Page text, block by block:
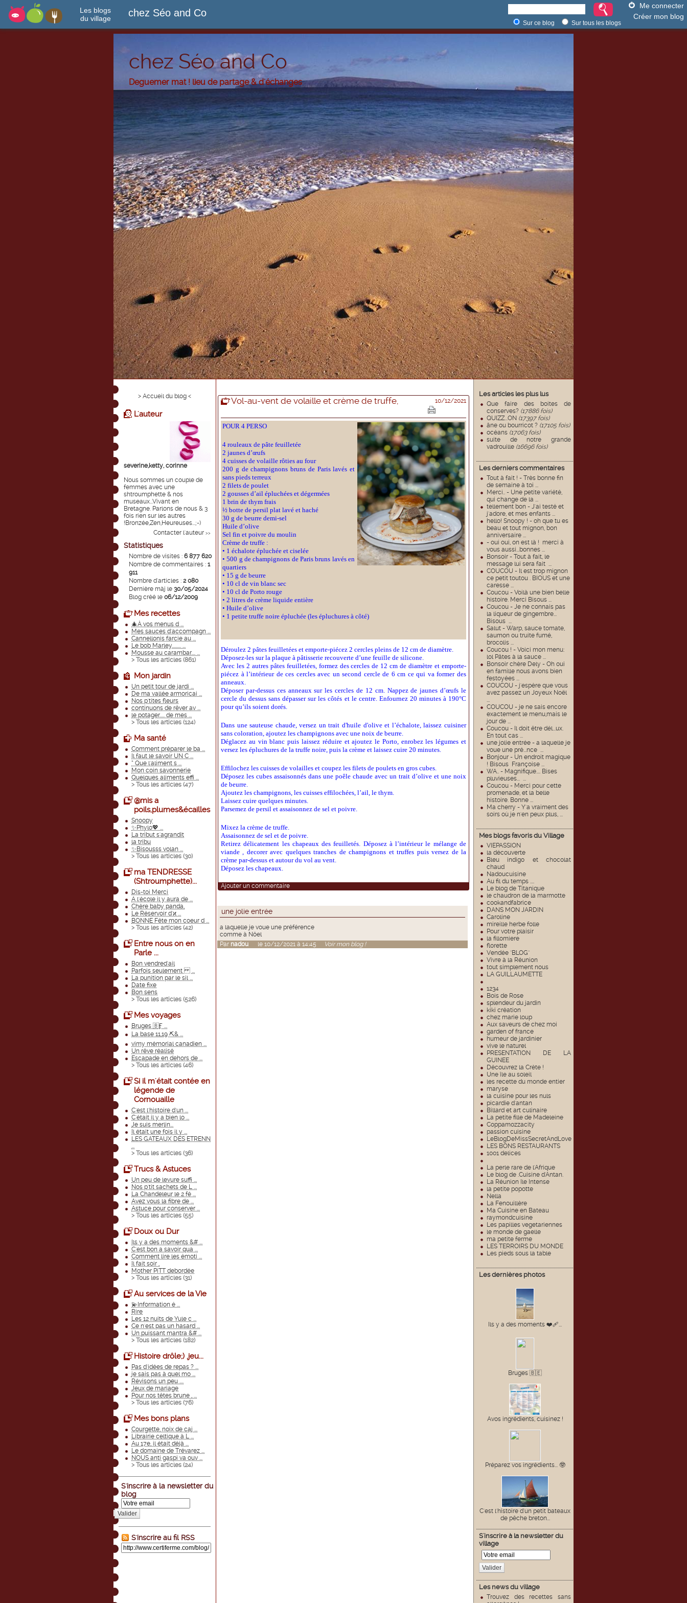
Les blogs
du village
chez Séo and Co
Me connecter
Créer mon blog
Sur ce blog Sur tous les blogs
chez Séo and Co
Deguemer mat ! lieu de partage & d'échanges
Les articles les plus lus
Que faire des boites de
conserves? (17886 fois)
QUIZZ...ON (17397 fois)
âne ou bourricot ? (17105 fois)
océans (17063 fois)
suite de notre grande
vadrouille (16696 fois)
Les derniers commentaires
Tout à fait ! - Très bonne fin
de semaine à toi ...
Merci.. - Une petite variété,
qui change de la ...
tellement bon - J'ai testé et
j'adore, et mes enfants ...
hello! Snoopy ! - oh que tu es
beau et tout mignon, bon
anniversaire ...
- oui oui, on est là ! merci à
vous aussi...bonnes ...
Bonsoir - Tout à fait, le
message lui sera fait ...
COUCOU - Il est trop mignon
ce petit toutou . BIOUS et une
caresse ...
Coucou - Voilà une bien belle
histoire. Merci Bisous ...
Coucou - Je ne connais pas
la liqueur de gingembre...
Bisous ...
Salut - Warp, sauce tomate,
saumon ou truite fumé,
brocolis ...
Coucou ! - Voici mon menu:
lol Pâtes à la sauce ...
Bonsoir chère Dely - Oh oui
en famille nous avons bien
festoyées ...
COUCOU - j'espère que vous
avez passez un Joyeux Noël
...
COUCOU - je ne sais encore
exactement le menu,mais le
jour de ...
Coucou - Il doit être dél...ux.
En tout cas ...
une jolie entrée - a laquelle je
voue une pré...nce ...
Bonjour - Un endroit magique
! Bisous Françoise ...
WA.. - Magnifique.... Bises
pluvieuses... ...
Coucou - Merci pour cette
promenade, et la belle
histoire. Bonne ...
Ma cherry - Y'a vraiment des
soirs où je n'en peux plus, ...
Mes blogs favoris du Village
VIEPASSION
la découverte
Bleu indigo et chocolat
chaud
Nadoucuisine
Au fil du temps ....
Le blog de Titanique
le chaudron de la marmotte
cookandfabrice
DANS MON JARDIN
Caroline
mireille herbe folle
Pour votre plaisir
la fillomiere
florette
Vendée "BLOG"
Vivre à la Réunion
tout simplement nous
LA GUILLAUMETTE
1234
Bois de Rose
splendeur du jardin
kiki création
chez marie loup
Aux saveurs de chez moi
garden of france
humeur de jardinier
vive le naturel
PRESENTATION DE LA
GUINEE
Découvrez la Crète !
Une île au soleil
les recette du monde entier
maryse
la cuisine pour les nuls
picardie d'antan
Billard et art culinaire
La petite fille de Madeleine
Coppamozzacity
passion cuisine
LeBlogDeMissSecretAndLove
LES BONS RESTAURANTS
1001 delices
La perle rare de l'Afrique
Le blog de .Cuisine d'Antan.
La Réunion Ile Intense
la petite popotte
Nella
La Fenouillère
Ma Cuisine en Bateau
raymondcuisine
Les papilles vegetariennes
le monde de gaelle
ma petite ferme
LES TERROIRS DU MONDE
Les pieds sous la table
Les dernières photos
Ils y a des moments ❤️🩹...
Bruges 🇧🇪
Avos ingrédients, cuisinez !
Préparez vos ingrédients... 🤓
C'est l'histoire d'un petit bateaux
de pêche breton...
S'inscrire à la newsletter du
village
Valider
Les news du village
Trouvez des recettes sans
> Accueil du blog <
L'auteur
severine,ketty, corinne
Nous sommes un couple de
femmes avec une
shtroumphette & nos
museaux...Vivant en
Bretagne. Parlons de nous & 3
fois rien sur les autres
!Bronzée,Zen,Heureuses...;-)
Contacter l'auteur >>
Statistiques
Nombre de visites : 6 877 620
Nombre de commentaires : 1
911
Nombre d'articles : 2 080
Dernière màj le 30/05/2024
Blog créé le 06/12/2009
Mes recettes
🎄À vos menus d ...
Mes sauces d'accompagn ...
Cannellonis farcie au ...
Le bob Marley......... ...
Mousse au carambar.... ...
> Tous les articles (861)
Mon jardin
Un petit tour de jardi ...
De ma vallée armoricai ...
Nos p'tites fleurs
continuons de rêver av ...
le potager..... de mes ...
> Tous les articles (124)
Ma santé
Comment préparer le ba ...
Il faut le savoir UN C ...
“ Que l'aliment s ...
Mon coin savonnerie
Quelques aliments effi ...
> Tous les articles (47)
@mis a
poils,plumes&écailles
Snoopy
✨Phylo💖 ...
La tribut s'agrandit
la tribu
✨Bisousss volan ...
> Tous les articles (30)
ma TENDRESSE
(Shtroumphette)...
Dis-toi Merci
A l'école il y aura de ...
Chère baby panda,
Le Réservoir d'ϰ ...
BONNE Fête mon coeur d ...
> Tous les articles (42)
Entre nous on en
Parle ...
Bon vendred'ail
Parfois seulement ...
La punition par le sil ...
Date fixe
Bon sens
> Tous les articles (526)
Mes voyages
Bruges 🇧Ӻ ...
La base 11,19 ⛏& ...
vimy mémorial canadien ...
Un rêve réalisé
Escapade en dehors de ...
> Tous les articles (46)
Si il m'était contée en
légende de
Cornouaille
C'est l'histoire d'un ...
C'était il y a bien lo ...
Je suis merlin...
Il était une fois il y ...
LES GATEAUX DES ETRENN
...
> Tous les articles (36)
Trucs & Astuces
Un peu de levure suffi ...
Nos p'tit sachets de L ...
La Chandeleur le 2 fé ...
Avez vous la fibre de ...
Astuce pour conserver ...
> Tous les articles (55)
Doux ou Dur
Ils y a des moments &# ...
C'est bon a savoir qua ...
Comment lire les émoti ...
Il fait soir ,
Mother PiTT debordée
> Tous les articles (31)
Au services de la Vie
💫Information é ...
Rire
Les 12 nuits de Yule c ...
Ce n'est pas un hasard ...
Un puissant mantra &# ...
> Tous les articles (182)
Histoire drôle;) ,jeu...
Pas d'idées de repas ? ...
je sais pas à quel mo ...
Révisons un peu ....
Jeux de mariage
Pour nos têtes brune , ...
> Tous les articles (76)
Mes bons plans
Courgette, noix de caj ...
Librairie celtique à L ...
Au 17e, il était déjà ...
Le domaine de Trévarez ...
NOUS anti gaspi va ouv ...
> Tous les articles (24)
S'inscrire à la newsletter du
blog
Valider
S'inscrire au fil RSS
Vol-au-vent de volaille et crème de truffe, 10/12/2021
POUR 4 PERSO
4 rouleaux de pâte feuilletée
2 jaunes d’œufs
4 cuisses de volaille rôties au four
200 g de champignons bruns de Paris lavés et
sans pieds terreux
2 filets de poulet
2 gousses d’ail épluchées et dégermées
1 brin de thym frais
½ botte de persil plat lavé et haché
30 g de beurre demi-sel
Huile d’olive
Sel fin et poivre du moulin
Crème de truffe :
• 1 échalote épluchée et ciselée
• 500 g de champignons de Paris bruns lavés en
quartiers
• 15 g de beurre
• 10 cl de vin blanc sec
• 10 cl de Porto rouge
• 2 litres de crème liquide entière
• Huile d’olive
• 1 petite truffe noire épluchée (les épluchures à côté)
Déroulez 2 pâtes feuilletées et emporte-piécez 2 cercles pleins de 12 cm de diamètre.
Déposez-les sur la plaque à pâtisserie recouverte d’une feuille de silicone.
Avec les 2 autres pâtes feuilletées, formez des cercles de 12 cm de diamètre et emporte-
piécez à l’intérieur de ces cercles avec un second cercle de 6 cm ce qui va former des
anneaux.
Déposer par-dessus ces anneaux sur les cercles de 12 cm. Nappez de jaunes d’œufs le
cercle du dessus sans dépasser sur les côtés et le centre. Enfournez 20 minutes à 190°C
pour qu’ils soient dorés.
Dans une sauteuse chaude, versez un trait d'huile d'olive et l’échalote, laissez cuisiner
sans coloration, ajoutez les champignons avec une noix de beurre.
Déglacez au vin blanc puis laissez réduire et ajoutez le Porto, enrobez les légumes et
versez les épluchures de la truffe noire, puis la crème et laissez cuire 20 minutes.
Effilochez les cuisses de volailles et coupez les filets de poulets en gros cubes.
Déposez les cubes assaisonnés dans une poêle chaude avec un trait d’olive et une noix
de beurre.
Ajoutez les champignons, les cuisses effilochées, l’ail, le thym.
Laissez cuire quelques minutes.
Parsemez de persil et assaisonnez de sel et poivre.
Mixez la crème de truffe.
Assaisonnez de sel et de poivre.
Retirez délicatement les chapeaux des feuilletés. Déposez à l’intérieur le mélange de
viande , decorer avec quelques tranches de champignons et truffes puis versez de la
crème par-dessus et autour du vol au vent.
Déposez les chapeaux.
Ajouter un commentaire
une jolie entrée
a laquelle je voue une préférence
comme à Nôel
Par nadoule 10/12/2021 à 14:45 Voir mon blog !